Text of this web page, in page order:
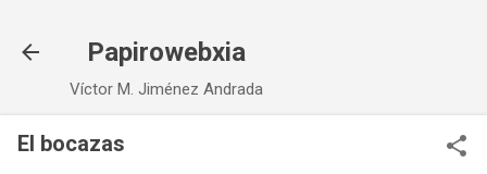
Papirowebxia
Víctor M. Jiménez Andrada
El bocazas